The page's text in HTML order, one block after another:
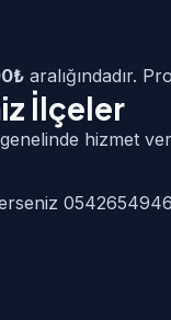
aralığındadır.
İlçeler
hizmet